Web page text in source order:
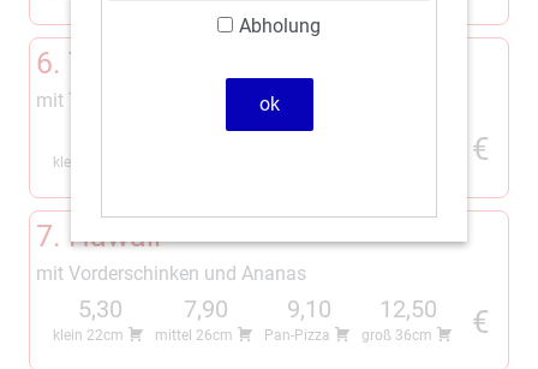
6. Thunfisch
mit Thunfisch und Zwiebeln
klein 22cm
7,90 9,10 €
7. Hawaii
mit Vorderschinken und Ananas
5,30
klein 22cm
7,90
mittel 26cm
9,10
Pan-Pizza
12,50
groß 36cm €
Abholung